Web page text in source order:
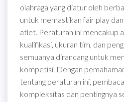
olahraga yang diatur oleh
untuk memastikan fair play
atlet. Peraturan ini mencakup
kualifikasi, ukuran tim, dan
semuanya dirancang untuk
kompetisi. Dengan
tentang peraturan ini,
kompleksitas dan pentingnya